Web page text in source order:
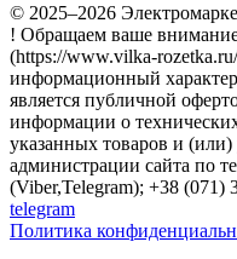
© 2025–2026
! Обращаем ваше
(https://www.vilka-
информационный
является публичной
информации о
указанных товаров и (или)
администрации сайта по
(Viber,Telegram); +38 (071)
telegram
Политика